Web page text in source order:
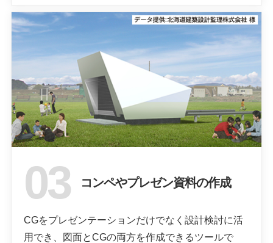
コンペやプレゼン資料の作成
CGをプレゼンテーションだけでなく設計検討に活
用でき、図面とCGの両方を作成できるツールで